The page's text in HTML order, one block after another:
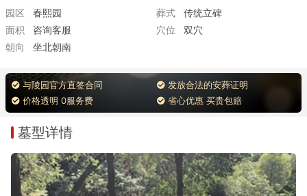
园区
春熙园 葬式
传统立碑
面积
咨询客服 穴位
双穴
朝向
坐北朝南
与陵园官方直签合同
发放合法的安葬证明
价格透明 0服务费
省心优惠 买贵包赔
墓型详情